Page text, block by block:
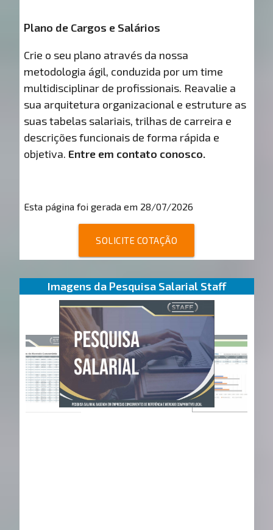
Plano de Cargos e Salários
Crie o seu plano através da nossa
metodologia ágil, conduzida por um time
multidisciplinar de profissionais. Reavalie a
sua arquitetura organizacional e estruture as
suas tabelas salariais, trilhas de carreira e
descrições funcionais de forma rápida e
objetiva. Entre em contato conosco.
Esta página foi gerada em 28/07/2026
SOLICITE COTAÇÃO
Imagens da Pesquisa Salarial Staff